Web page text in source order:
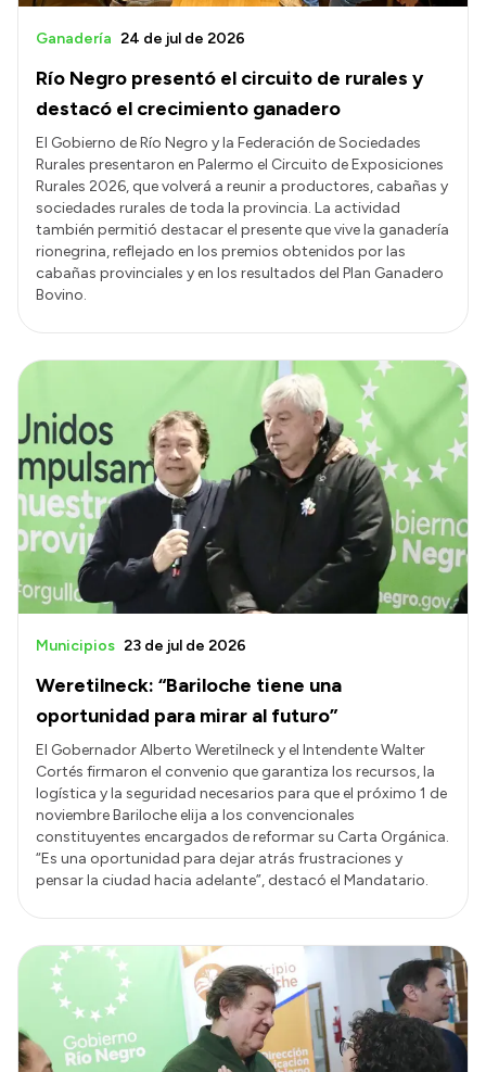
Río Negro presentó el circuito de rurales y
destacó el crecimiento ganadero
Ganadería 24 de jul de 2026
El Gobierno de Río Negro y la Federación de Sociedades
Rurales presentaron en Palermo el Circuito de Exposiciones
Rurales 2026, que volverá a reunir a productores, cabañas y
sociedades rurales de toda la provincia. La actividad
también permitió destacar el presente que vive la ganadería
rionegrina, reflejado en los premios obtenidos por las
cabañas provinciales y en los resultados del Plan Ganadero
Bovino.
Weretilneck: “Bariloche tiene una
oportunidad para mirar al futuro”
Municipios 23 de jul de 2026
El Gobernador Alberto Weretilneck y el Intendente Walter
Cortés firmaron el convenio que garantiza los recursos, la
logística y la seguridad necesarios para que el próximo 1 de
noviembre Bariloche elija a los convencionales
constituyentes encargados de reformar su Carta Orgánica.
“Es una oportunidad para dejar atrás frustraciones y
pensar la ciudad hacia adelante”, destacó el Mandatario.